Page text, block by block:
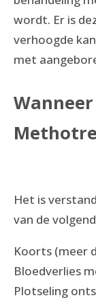
wordt. Er is
verhoogde
met
Het is
van de
Koorts (meer
Bloedverlies
Plotseling